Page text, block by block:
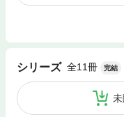
シリーズ 全11冊 完結